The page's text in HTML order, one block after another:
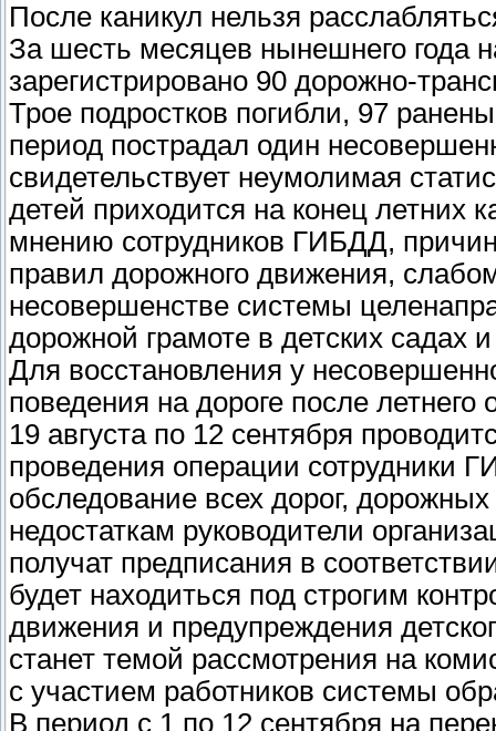
После каникул нельзя
За шесть месяцев нынешнего года
зарегистрировано 90 дорожно-
Трое подростков погибли, 97
период пострадал один
свидетельствует неумолимая
детей приходится на конец летних
мнению сотрудников ГИБДД,
правил дорожного движения,
несовершенстве системы
дорожной грамоте в детских садах
Для восстановления у
поведения на дороге после летнего
19 августа по 12 сентября
проведения операции сотрудники
обследование всех дорог,
недостаткам руководители
получат предписания в
будет находиться под строгим
движения и предупреждения
станет темой рассмотрения на
с участием работников системы
В период с 1 по 12 сентября на